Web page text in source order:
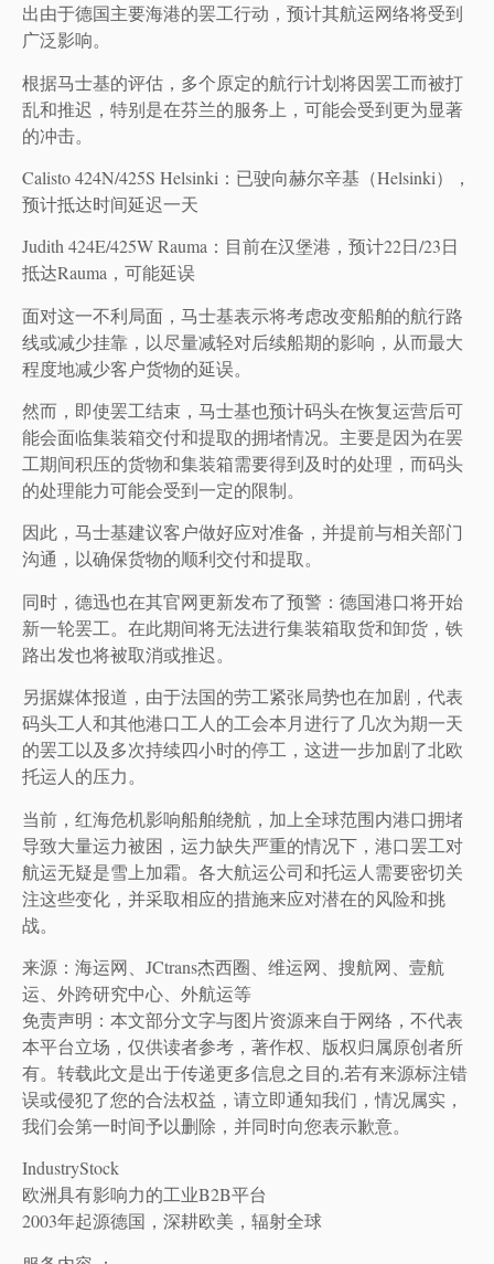
出由于德国主要海港的罢工行动，预计其航运网络将受到
广泛影响。
根据马士基的评估，多个原定的航行计划将因罢工而被打
乱和推迟，特别是在芬兰的服务上，可能会受到更为显著
的冲击。
Calisto 424N/425S Helsinki：已驶向赫尔辛基（Helsinki），
预计抵达时间延迟一天
Judith 424E/425W Rauma：目前在汉堡港，预计22日/23日
抵达Rauma，可能延误
面对这一不利局面，马士基表示将考虑改变船舶的航行路
线或减少挂靠，以尽量减轻对后续船期的影响，从而最大
程度地减少客户货物的延误。
然而，即使罢工结束，马士基也预计码头在恢复运营后可
能会面临集装箱交付和提取的拥堵情况。主要是因为在罢
工期间积压的货物和集装箱需要得到及时的处理，而码头
的处理能力可能会受到一定的限制。
因此，马士基建议客户做好应对准备，并提前与相关部门
沟通，以确保货物的顺利交付和提取。
同时，德迅也在其官网更新发布了预警：德国港口将开始
新一轮罢工。在此期间将无法进行集装箱取货和卸货，铁
路出发也将被取消或推迟。
另据媒体报道，由于法国的劳工紧张局势也在加剧，代表
码头工人和其他港口工人的工会本月进行了几次为期一天
的罢工以及多次持续四小时的停工，这进一步加剧了北欧
托运人的压力。
当前，红海危机影响船舶绕航，加上全球范围内港口拥堵
导致大量运力被困，运力缺失严重的情况下，港口罢工对
航运无疑是雪上加霜。各大航运公司和托运人需要密切关
注这些变化，并采取相应的措施来应对潜在的风险和挑
战。
来源：海运网、JCtrans杰西圈、维运网、搜航网、壹航
运、外跨研究中心、外航运等
免责声明：本文部分文字与图片资源来自于网络，不代表
本平台立场，仅供读者参考，著作权、版权归属原创者所
有。转载此文是出于传递更多信息之目的,若有来源标注错
误或侵犯了您的合法权益，请立即通知我们，情况属实，
我们会第一时间予以删除，并同时向您表示歉意。
IndustryStock
欧洲具有影响力的工业B2B平台
2003年起源德国，深耕欧美，辐射全球